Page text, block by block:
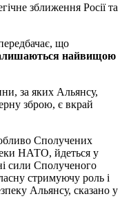
зближення Росії та
що
найвищою
за яких Альянсу,
зброю, є вкрай
Сполучених
НАТО, йдеться у
сили Сполученого
стримуючу роль і
Альянсу, сказано у